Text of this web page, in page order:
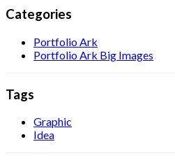
Categories
Portfolio Ark
Portfolio Ark Big Images
Tags
Graphic
Idea